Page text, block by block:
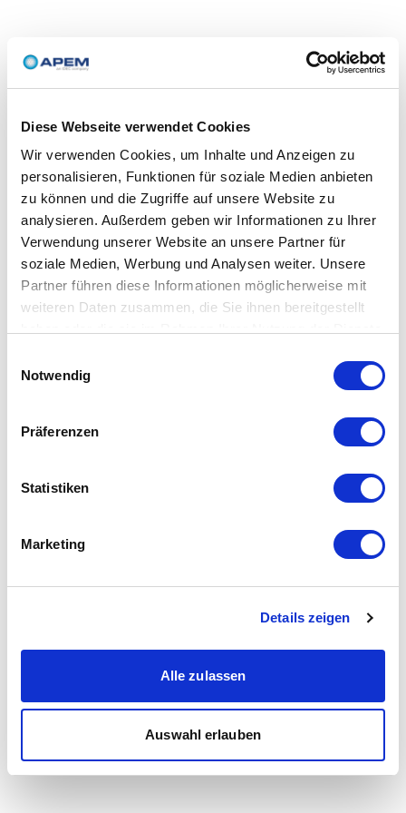
Diese Webseite verwendet Cookies
Wir verwenden Cookies, um Inhalte und Anzeigen zu
personalisieren, Funktionen für soziale Medien anbieten
zu können und die Zugriffe auf unsere Website zu
analysieren. Außerdem geben wir Informationen zu Ihrer
Verwendung unserer Website an unsere Partner für
soziale Medien, Werbung und Analysen weiter. Unsere
Partner führen diese Informationen möglicherweise mit
weiteren Daten zusammen, die Sie ihnen bereitgestellt
Notwendig
Präferenzen
Statistiken
Marketing
Details zeigen
Alle zulassen
Auswahl erlauben